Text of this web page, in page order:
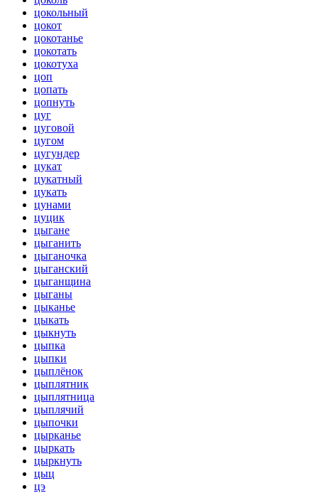
цокольный
цокот
цокотанье
цокотать
цокотуха
цоп
цопать
цопнуть
цуг
цуговой
цугом
цугундер
цукат
цукатный
цукать
цунами
цуцик
цыгане
цыганить
цыганочка
цыганский
цыганщина
цыганы
цыканье
цыкать
цыкнуть
цыпка
цыпки
цыплёнок
цыплятник
цыплятница
цыплячий
цыпочки
цырканье
цыркать
цыркнуть
цыц
цэ